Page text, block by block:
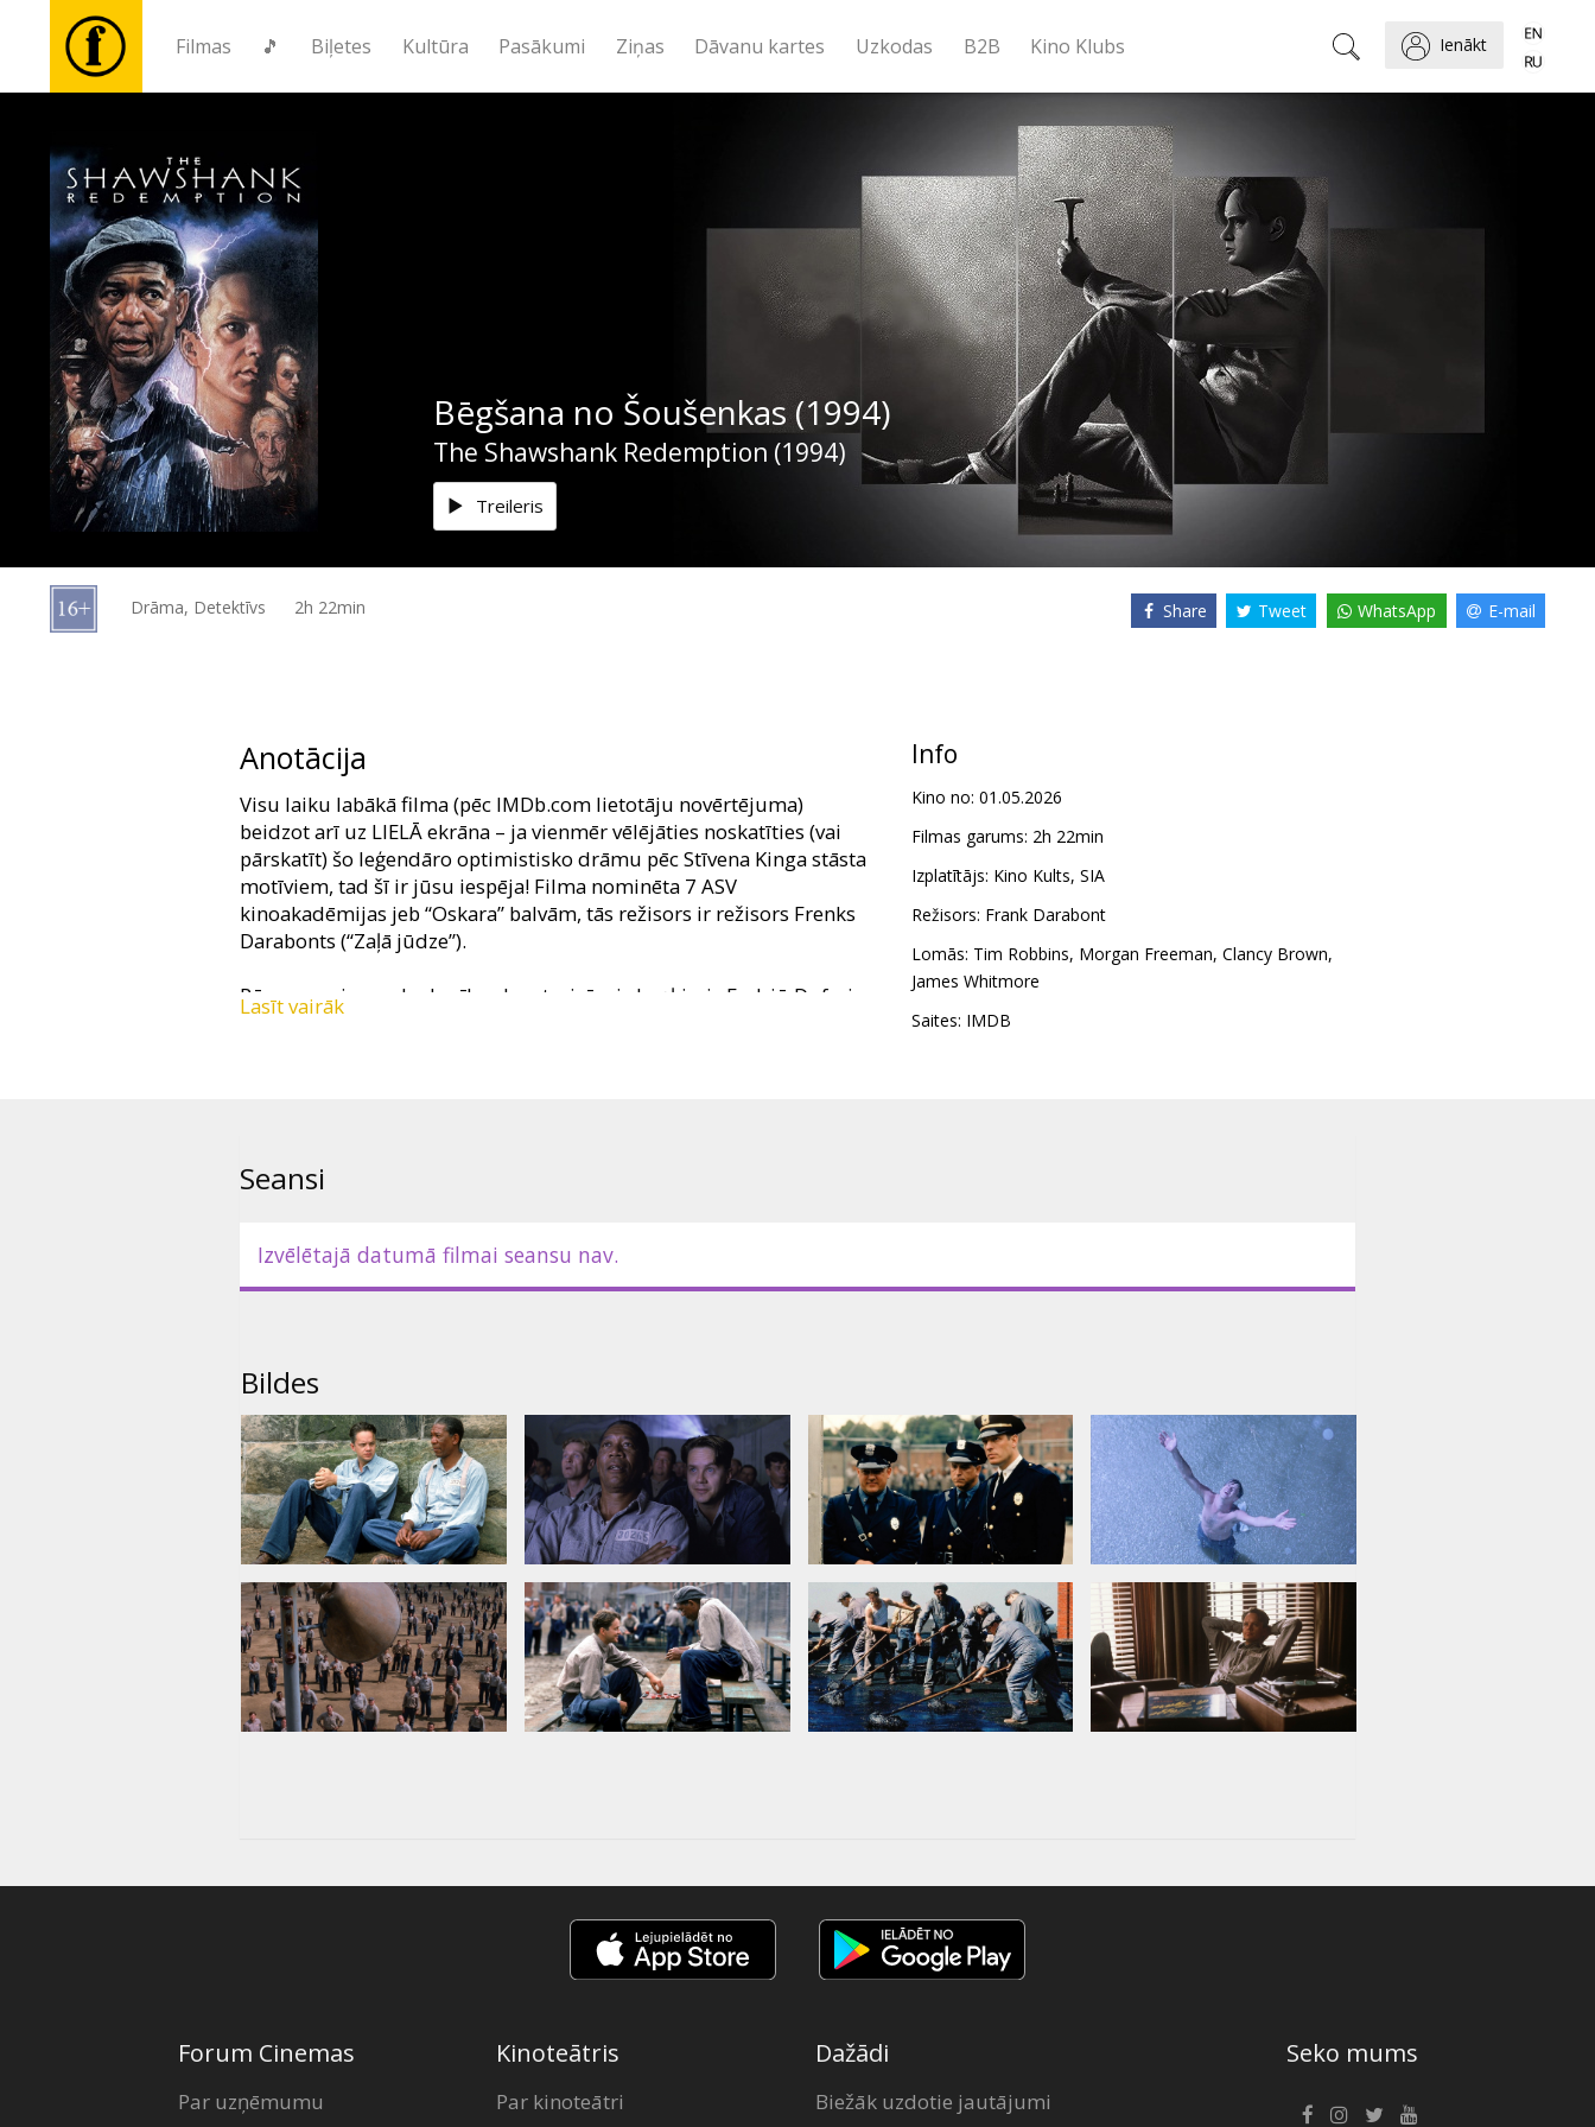
Filmas 🎵 Biļetes Kultūra Pasākumi Ziņas Dāvanu kartes Uzkodas B2B Kino Klubs Ienākt
🎵
Biļetes
Kultūra
Pasākumi
Ziņas
kartes
Bēgšana no Šoušenkas (1994)
The Shawshank Redemption (1994)
Treileris
Drāma, Detektīvs 2h 22min Share Tweet WhatsApp E-mail
Anotācija
Visu laiku labākā filma (pēc IMDb.com lietotāju novērtējuma)
beidzot arī uz LIELĀ ekrāna – ja vienmēr vēlējāties noskatīties (vai
pārskatīt) šo leģendāro optimistisko drāmu pēc Stīvena Kinga stāsta
motīviem, tad šī ir jūsu iespēja! Filma nominēta 7 ASV
kinoakadēmijas jeb “Oskara” balvām, tās režisors ir režisors Frenks
Darabonts (“Zaļā jūdze”).
Pēc savas sievas slepkavības karstasinīgais baņķieris Endrjū Dufreins
nonāk Šoušenkas cietumā, kur viņu sagaida ierastās nepatikšanas.
Lasīt vairāk
Info
Kino no: 01.05.2026
Filmas garums: 2h 22min
Izplatītājs: Kino Kults, SIA
Režisors: Frank Darabont
Lomās: Tim Robbins, Morgan Freeman, Clancy Brown,
James Whitmore
Saites: IMDB
Seansi
Izvēlētajā datumā filmai seansu nav.
Bildes
Forum Cinemas
Par uzņēmumu
Kinoteātris
Par kinoteātri
Dažādi
Biežāk uzdotie jautājumi
Seko mums